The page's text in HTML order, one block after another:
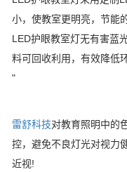
小，使教室更明亮，节能
LED护眼教室灯无有害蓝
料可回收利用，有效降低
"
雷舒科技对教育照明中的
控，避免不良灯光对视力
近视!